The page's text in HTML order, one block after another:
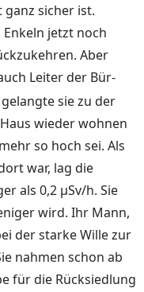
sicher ist.
jetzt noch
Aber
Leiter der Bür­
gelangte sie zu der
wieder wohnen
so hoch sei. Als
war, lag die
als 0,2 μSv/h. Sie
wird. Ihr Mann,
der starke Wille zur
nahmen schon ab
für die Rücksiedlung